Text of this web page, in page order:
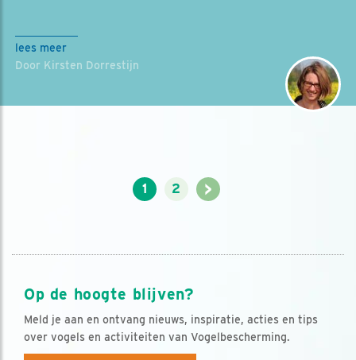
lees meer
Door Kirsten Dorrestijn
1 2 >
Op de hoogte blijven?
Meld je aan en ontvang nieuws, inspiratie, acties en tips
over vogels en activiteiten van Vogelbescherming.